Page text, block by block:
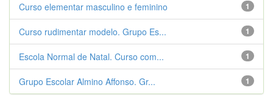
1
Curso elementar masculino e feminino
1
Curso rudimentar modelo. Grupo Es...
1
Escola Normal de Natal. Curso com...
1
Grupo Escolar Almino Affonso. Gr...